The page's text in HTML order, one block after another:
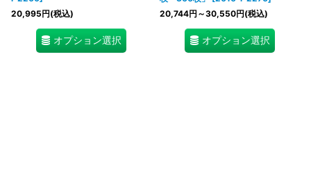
20,995円(税込)
オプション選択
20,744円 ～30,550円(税込)
オプション選択